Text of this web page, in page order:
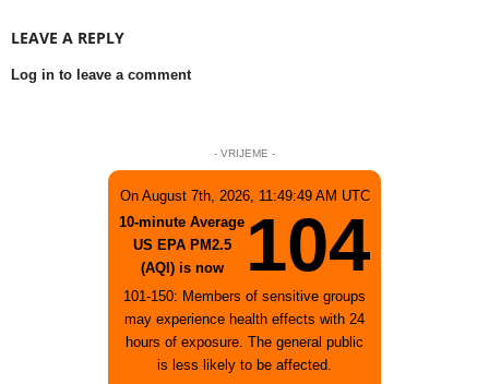
LEAVE A REPLY
Log in to leave a comment
- VRIJEME -
On August 7th, 2026, 11:49:49 AM UTC
10-minute Average
US EPA PM2.5
(AQI) is now
104
101-150: Members of sensitive groups
may experience health effects with 24
hours of exposure. The general public
is less likely to be affected.